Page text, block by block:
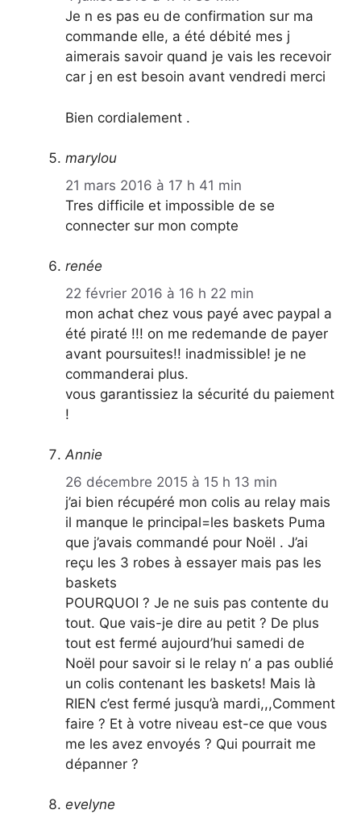
Je n es pas eu de confirmation sur ma
commande elle, a été débité mes j
aimerais savoir quand je vais les recevoir
car j en est besoin avant vendredi merci
Bien cordialement .
marylou
21 mars 2016 à 17 h 41 min
Tres difficile et impossible de se
connecter sur mon compte
renée
22 février 2016 à 16 h 22 min
mon achat chez vous payé avec paypal a
été piraté !!! on me redemande de payer
avant poursuites!! inadmissible! je ne
commanderai plus.
vous garantissiez la sécurité du paiement
!
Annie
26 décembre 2015 à 15 h 13 min
j’ai bien récupéré mon colis au relay mais
il manque le principal=les baskets Puma
que j’avais commandé pour Noël . J’ai
reçu les 3 robes à essayer mais pas les
baskets
POURQUOI ? Je ne suis pas contente du
tout. Que vais-je dire au petit ? De plus
tout est fermé aujourd’hui samedi de
Noël pour savoir si le relay n’ a pas oublié
un colis contenant les baskets! Mais là
RIEN c’est fermé jusqu’à mardi,,,Comment
faire ? Et à votre niveau est-ce que vous
me les avez envoyés ? Qui pourrait me
dépanner ?
evelyne